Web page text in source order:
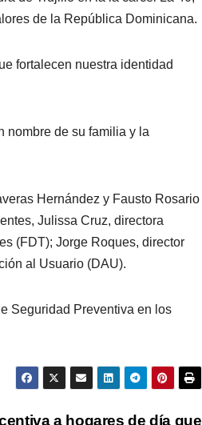
de la República Dominicana.
fortalecen nuestra identidad
nombre de su familia y la
Hernández y Fausto Rosario
Julissa Cruz, directora
(FDT); Jorge Roques, director
al Usuario (DAU).
Seguridad Preventiva en los
a hogares de día que